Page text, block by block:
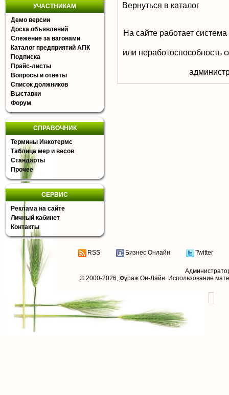
УЧАСТНИКАМ
Демо версии
Доска объявлений
Слежение за вагонами
Каталог предприятий АПК
Подписка
Прайс-листы
Вопросы и ответы
Список должников
Выставки
Форум
СПРАВОЧНИК
Термины Инкотермс
Таблица мер и весов
Стандарты
Прочее
СЕРВИС
Реклама на сайте
Личный кабинет
Контакты
Вернуться в каталог
На сайте работает
или неработоспособность
RSS Бизнес Онлайн Twitter
© 2000-2026, Фураж Он-Лайн. Использование